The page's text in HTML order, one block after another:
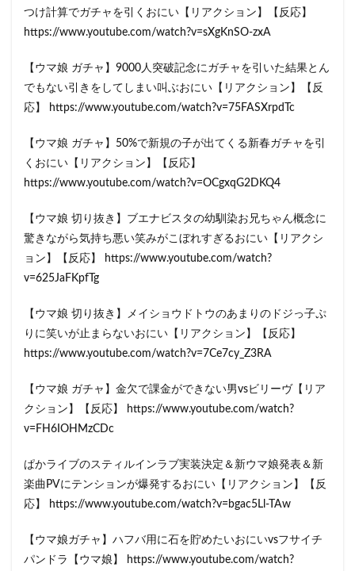
つけ計算でガチャを引くおにい【リアクション】【反応】
https://www.youtube.com/watch?v=sXgKnSO-zxA
【ウマ娘 ガチャ】9000人突破記念にガチャを引いた結果とん
でもない引きをしてしまい叫ぶおにい【リアクション】【反
応】 https://www.youtube.com/watch?v=75FASXrpdTc
【ウマ娘 ガチャ】50%で新規の子が出てくる新春ガチャを引
くおにい【リアクション】【反応】
https://www.youtube.com/watch?v=OCgxqG2DKQ4
【ウマ娘 切り抜き】ブエナビスタの幼馴染お兄ちゃん概念に
驚きながら気持ち悪い笑みがこぼれすぎるおにい【リアクシ
ョン】【反応】 https://www.youtube.com/watch?
v=625JaFKpfTg
【ウマ娘 切り抜き】メイショウドトウのあまりのドジっ子ぷ
りに笑いが止まらないおにい【リアクション】【反応】
https://www.youtube.com/watch?v=7Ce7cy_Z3RA
【ウマ娘 ガチャ】金欠で課金ができない男vsビリーヴ【リア
クション】【反応】 https://www.youtube.com/watch?
v=FH6IOHMzCDc
ぱかライブのスティルインラブ実装決定＆新ウマ娘発表＆新
楽曲PVにテンションが爆発するおにい【リアクション】【反
応】 https://www.youtube.com/watch?v=bgac5Ll-TAw
【ウマ娘ガチャ】ハフバ用に石を貯めたいおにいvsフサイチ
パンドラ【ウマ娘】 https://www.youtube.com/watch?